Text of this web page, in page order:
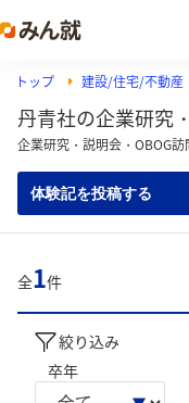
トップ 建設/住宅/不動産
丹青社の企業研究
企業研究・説明会・OBOG
体験記を投稿する
全1件
絞り込み
卒年